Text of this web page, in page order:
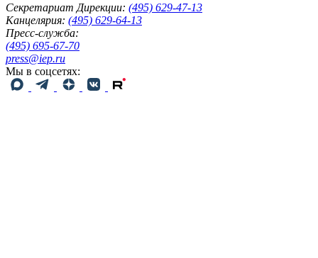
Секретариат Дирекции: (495) 629-47-13
Канцелярия: (495) 629-64-13
Пресс-служба:
(495) 695-67-70
press@iep.ru
Мы в соцсетях: